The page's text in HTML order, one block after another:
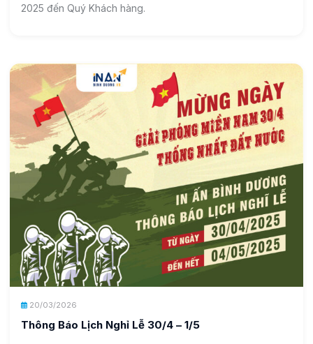
2025 đến Quý Khách hàng.
20/03/2026
Thông Báo Lịch Nghỉ Lễ 30/4 – 1/5